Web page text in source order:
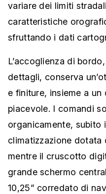
variare dei limiti
caratteristiche
sfruttando i dati
L’accoglienza di
dettagli, conserva
e finiture, insieme a un
piacevole. I comandi
organicamente, subito
climatizzazione dotata
mentre il cruscotto
grande schermo
10,25” corredato di